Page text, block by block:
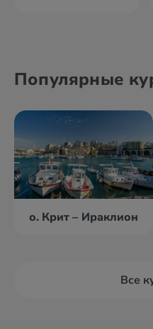
Популярные
о. Крит – Ираклион
Все